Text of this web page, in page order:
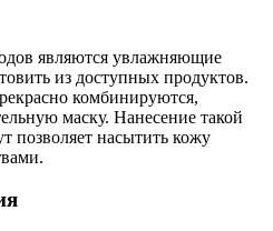
являются увлажняющие
из доступных продуктов.
комбинируются,
маску. Нанесение такой
позволяет насытить кожу